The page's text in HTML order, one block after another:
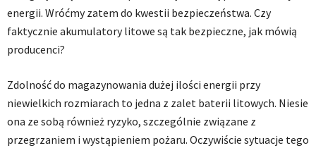
energii. Wróćmy zatem do kwestii bezpieczeństwa. Czy
faktycznie akumulatory litowe są tak bezpieczne, jak mówią
producenci?
Zdolność do magazynowania dużej ilości energii przy
niewielkich rozmiarach to jedna z zalet baterii litowych. Niesie
ona ze sobą również ryzyko, szczególnie związane z
przegrzaniem i wystąpieniem pożaru. Oczywiście sytuacje tego